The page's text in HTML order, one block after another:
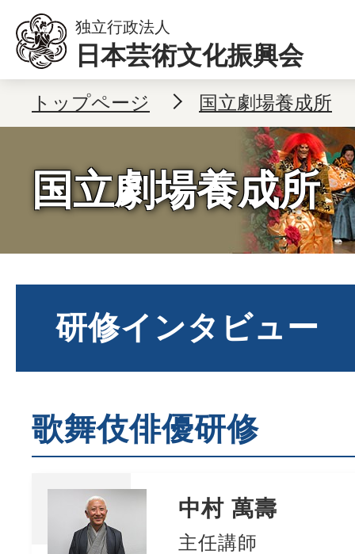
本文へ移動
独立行政法人
日本芸術文化振興会
トップページ 国立劇場養成所
国立劇場養成所
研修インタビュー
歌舞伎俳優研修
中村 萬壽
主任講師